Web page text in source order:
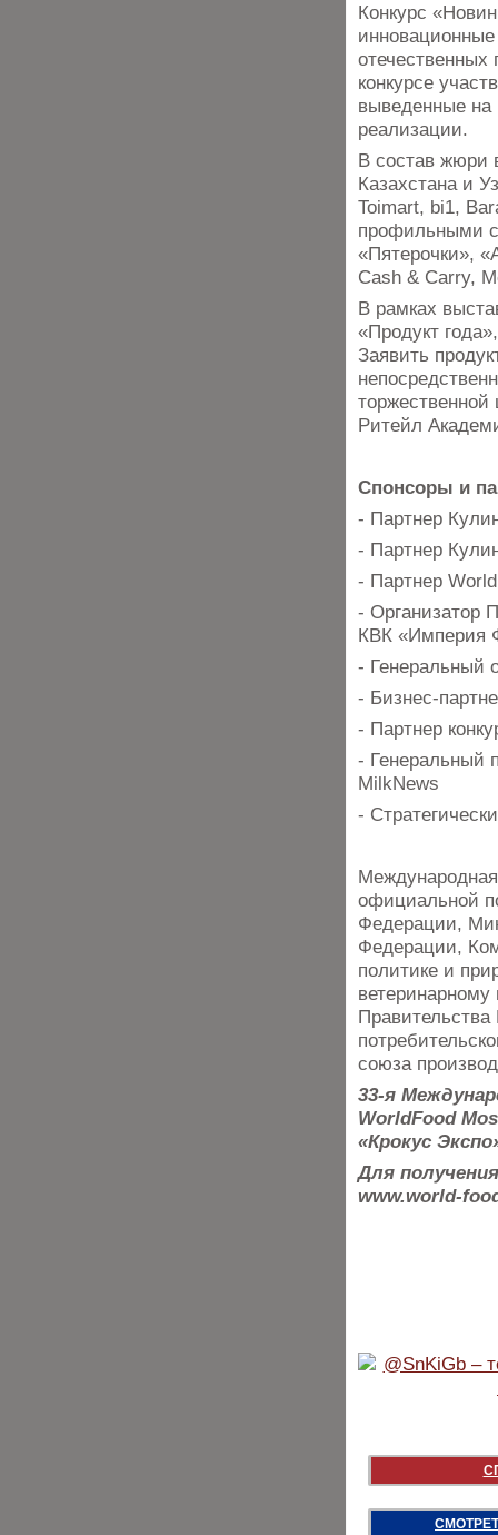
Конкурс
отечественных
конкурсе
выведенные на
реализации.
В состав жюри
Казахстана и
Toimart, bi1,
профильными
«Пятерочки»,
Cash & Carry,
В рамках
«Продукт
Заявить
Ритейл
Спонсоры и
- Партнер
- Партнер
- Партнер
- Организатор
КВК «Империя
- Генеральный
- Бизнес-
- Партнер
- Генеральный
MilkNews
-
официальной
Федерации,
Федерации,
политике и
союза
33-я
WorldFood
«Крокус
Для
www.world-